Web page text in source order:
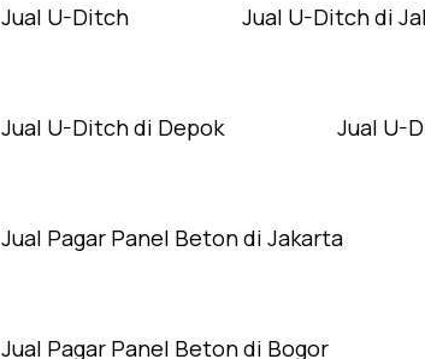
Jual U-Ditch Jual U-Ditch di
Jual U-Ditch di Depok Jual U-
Jual Pagar Panel Beton di Jakarta
Jual Pagar Panel Beton di Bogor